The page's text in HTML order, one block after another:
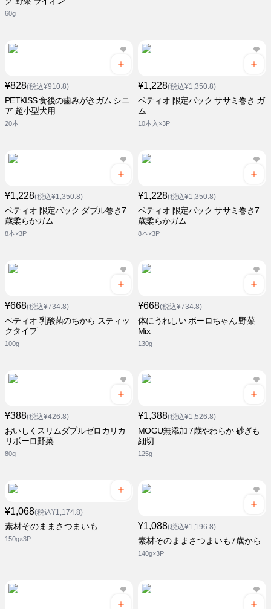
60g
¥828(税込¥910.8)
PETKISS 食後の歯みがきガム シニ
ア 超小型犬用
20本
¥1,228(税込¥1,350.8)
ペティオ 限定パック ササミ巻き ガ
ム
10本入×3P
¥1,228(税込¥1,350.8)
ペティオ 限定パック ダブル巻き7
歳柔らかガム
8本×3P
¥1,228(税込¥1,350.8)
ペティオ 限定パック ササミ巻き7
歳柔らかガム
8本×3P
¥668(税込¥734.8)
ペティオ 乳酸菌のちから スティッ
クタイプ
100g
¥668(税込¥734.8)
体にうれしい ボーロちゃん 野菜
Mix
130g
¥388(税込¥426.8)
おいしくスリムダブルゼロカリカ
リボーロ野菜
80g
¥1,388(税込¥1,526.8)
MOGU無添加 7歳やわらか 砂ぎも
細切
125g
¥1,068(税込¥1,174.8)
素材そのままさつまいも
150g×3P
¥1,088(税込¥1,196.8)
素材そのままさつまいも7歳から
140g×3P